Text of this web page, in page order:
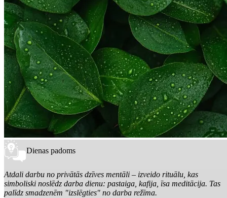
Dienas padoms
Atdali darbu no privātās dzīves mentāli – izveido rituālu, kas
simboliski noslēdz darba dienu: pastaiga, kafija, īsa meditācija. Tas
palīdz smadzenēm "izslēgties" no darba režīma.